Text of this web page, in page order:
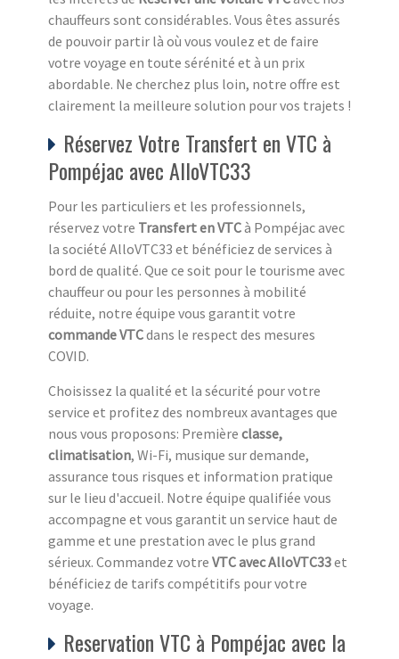
chauffeurs sont considérables. Vous êtes assurés
de pouvoir partir là où vous voulez et de faire
votre voyage en toute sérénité et à un prix
abordable. Ne cherchez plus loin, notre offre est
clairement la meilleure solution pour vos trajets !
Réservez Votre Transfert en VTC à
Pompéjac avec AlloVTC33
Pour les particuliers et les professionnels,
réservez votre Transfert en VTCà Pompéjac avec
la société AlloVTC33 et bénéficiez de services à
bord de qualité. Que ce soit pour le tourisme avec
chauffeur ou pour les personnes à mobilité
réduite, notre équipe vous garantit votre
commande VTCdans le respect des mesures
COVID.
Choisissez la qualité et la sécurité pour votre
service et profitez des nombreux avantages que
nous vous proposons: Première classe,
climatisation, Wi-Fi, musique sur demande,
assurance tous risques et information pratique
sur le lieu d'accueil. Notre équipe qualifiée vous
accompagne et vous garantit un service haut de
gamme et une prestation avec le plus grand
sérieux. Commandez votre VTC avec AlloVTC33et
bénéficiez de tarifs compétitifs pour votre
voyage.
Reservation VTC à Pompéjac avec la